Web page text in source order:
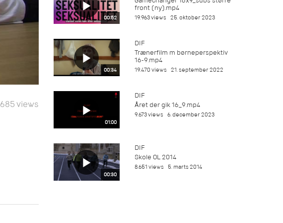
685 views
00:52
front (ny).mp4
19.963 views 25. oktober 2023
00:34
DIF
Trænerfilm m børneperspektiv
16-9.mp4
19.470 views 21. september 2022
01:00
DIF
Året der gik 16_9.mp4
9.673 views 6. december 2023
00:30
DIF
Skole OL 2014
8.651 views 5. marts 2014